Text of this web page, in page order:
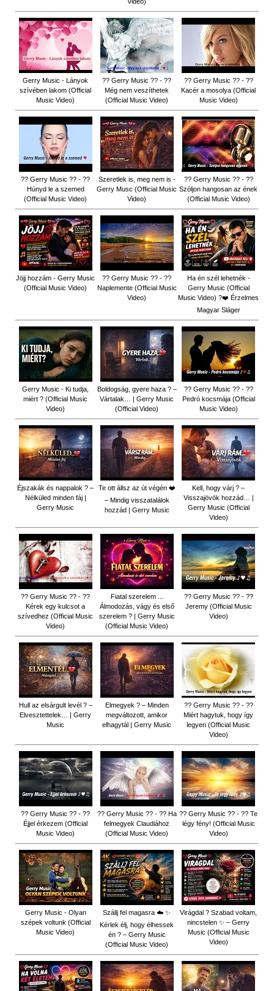
Gerry Music - Lányok
szívében lakom (Official
Music Video)
?? Gerry Music ?? - ??
Még nem veszíthetek
(Official Music Video)
?? Gerry Music ?? - ??
Kacér a mosolya (Official
Music Video)
?? Gerry Music ?? - ??
Húnyd le a szemed
(Official Music Video)
Szeretlek is, meg nem is -
Gerry Musc (Official Music
Video)
?? Gerry Music ?? - ??
Szóljon hangosan az ének
(Official Music Video)
Jöjj hozzám - Gerry Music
(Official Music Video)
?? Gerry Music ?? - ??
Naplemente (Official Music
Video)
Ha én szél lehetnék -
Gerry Music (Official
Music Video) ?️❤️ Érzelmes
Magyar Sláger
Gerry Music - Ki tudja,
miért ? (Official Music
Video)
Boldogság, gyere haza ? –
Vártalak… | Gerry Music
(Official Video)
?? Gerry Music ?? - ??
Pedró kocsmája (Official
Music Video)
Éjszakák és nappalok ? –
Nélküled minden fáj |
Gerry Music
Te ott állsz az út végén ❤️
– Mindig visszatalálok
hozzád | Gerry Music
Kell, hogy várj ? –
Visszajövök hozzád… |
Gerry Music (Official
Video)
?? Gerry Music ?? - ??
Kérek egy kulcsot a
szívedhez (Official Music
Video)
Fiatal szerelem ...
Álmodozás, vágy és első
szerelem ? | Gerry Music
(Official Music Video)
?? Gerry Music ?? - ??
Jeremy (Official Music
Video)
Hull az elsárgult levél ? –
Elvesztettelek… | Gerry
Music
Elmegyek ? – Minden
megváltozott, amikor
elhagytál | Gerry Music
?? Gerry Music ?? - ??
Miért hagytuk, hogy így
legyen (Official Music
Video)
?? Gerry Music ?? - ??
Éjjel érkezem (Official
Music Video)
?? Gerry Music ?? - ?? Ha
felmegyek Claudiához
(Official Music Video)
?? Gerry Music ?? - ?? Te
légy fény! (Official Music
Video)
Gerry Music - Olyan
szépek voltunk (Official
Music Video)
Szállj fel magasra ☁️ ✨
Kérlek élj, hogy élhessek
én ? – Gerry Music
(Official Music Video)
Virágdal ? Szabad voltam,
nincstelen ✨ – Gerry
Music (Official Music
Video)